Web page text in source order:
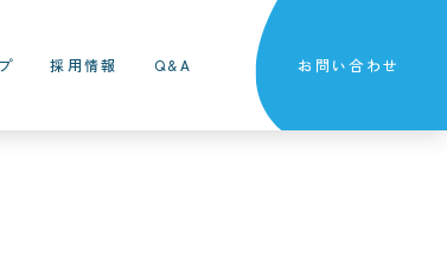
採用情報 Q&A お問い合わせ